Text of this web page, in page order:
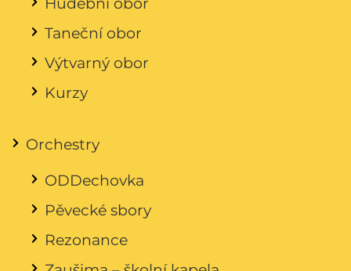
Taneční obor
Výtvarný obor
Kurzy
Orchestry
ODDechovka
Pěvecké sbory
Rezonance